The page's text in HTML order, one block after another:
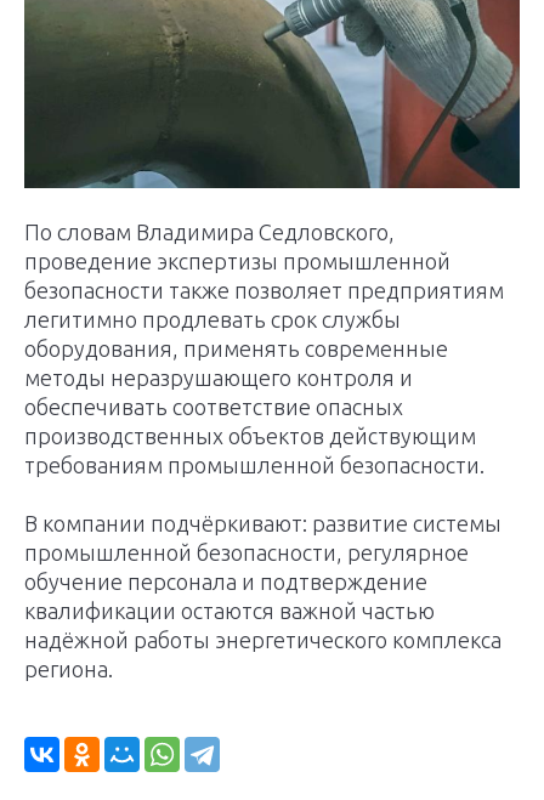
По словам Владимира Седловского,
проведение экспертизы промышленной
безопасности также позволяет предприятиям
легитимно продлевать срок службы
оборудования, применять современные
методы неразрушающего контроля и
обеспечивать соответствие опасных
производственных объектов действующим
требованиям промышленной безопасности.
В компании подчёркивают: развитие системы
промышленной безопасности, регулярное
обучение персонала и подтверждение
квалификации остаются важной частью
надёжной работы энергетического комплекса
региона.